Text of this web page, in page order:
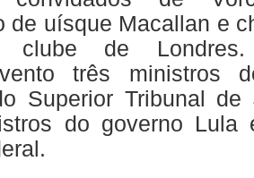
de uísque Macallan e
clube de Londres.
três ministros
Superior Tribunal de
do governo Lula